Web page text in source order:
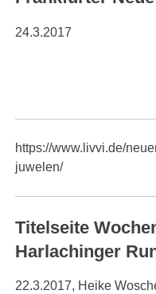
24.3.2017
https://www.livvi.de/
juwelen/
Titelseite
Harlachinger
22.3.2017, Heike